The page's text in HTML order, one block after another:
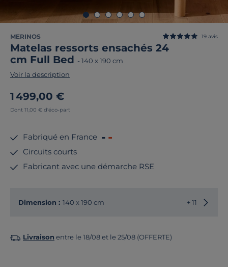
MERINOS
Matelas ressorts ensachés 24
cm Full Bed - 140 x 190 cm
19 avis
Voir la description
1 499,00 €
Dont 11,00 € d'éco-part
Fabriqué en France
Circuits courts
Fabricant avec une démarche RSE
Dimension : 140 x 190 cm + 11
Livraison entre le 18/08 et le 25/08 (OFFERTE)